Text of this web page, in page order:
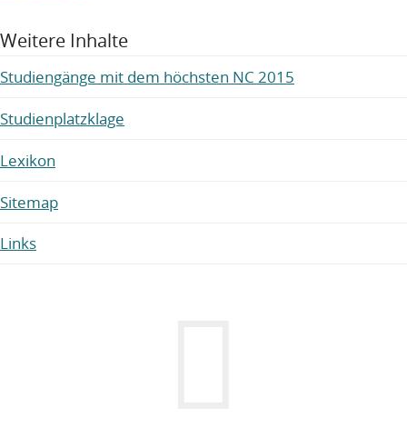
Weitere Inhalte
Studiengänge mit dem höchsten NC 2015
Studienplatzklage
Lexikon
Sitemap
Links